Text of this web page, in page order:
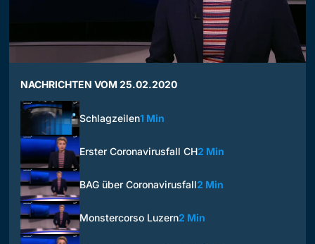
NACHRICHTEN VOM 25.02.2020
Schlagzeilen1 Min
Erster Coronavirusfall CH2 Min
BAG über Coronavirusfall2 Min
Monstercorso Luzern2 Min